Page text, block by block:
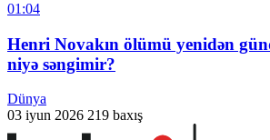
01:04
Henri Novakın ölümü yenidən
niyə səngimir?
Dünya
03 iyun 2026 219 baxış